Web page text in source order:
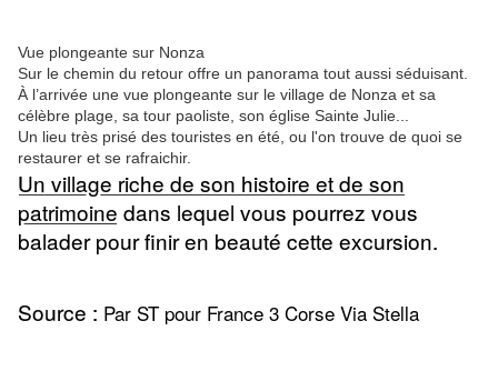
Vue plongeante sur Nonza
Sur le chemin du retour offre un panorama tout aussi séduisant.
À l’arrivée une vue plongeante sur le village de Nonza et sa
célèbre plage, sa tour paoliste, son église Sainte Julie...
Un lieu très prisé des touristes en été, ou l'on trouve de quoi se
restaurer et se rafraichir.
Un village riche de son histoire et de son
patrimoine dans lequel vous pourrez vous
balader pour finir en beauté cette excursion.
Source : Par ST pour France 3 Corse Via Stella